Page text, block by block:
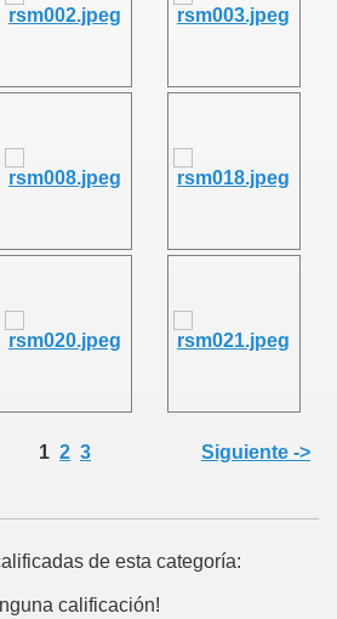
1 2 3 Siguiente ->
de esta categoría:
calificación!